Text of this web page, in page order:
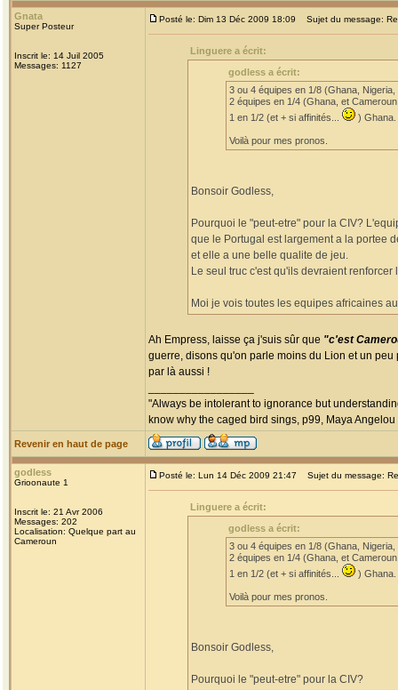
Gnata
Super Posteur
Inscrit le: 14 Juil 2005
Messages: 1127
Posté le: Dim 13 Déc 2009 18:09 Sujet du message:
Linguere a écrit:
godless a écrit:
3 ou 4 équipes en 1/8 (Ghana,
2 équipes en 1/4 (Ghana, et
1 en 1/2 (et + si affinités...
) Ghana.
Voilà pour mes pronos.
Bonsoir Godless,
Pourquoi le "peut-etre" pour la CIV?
que le Portugal est largement a la portee
et elle a une belle qualite de jeu.
Le seul truc c'est qu'ils devraient renforcer
Moi je vois toutes les equipes africaines
Ah Empress, laisse ça j'suis sûr que "c'est
guerre, disons qu'on parle moins du Lion et un
par là aussi !
"Always be intolerant to ignorance but
know why the caged bird sings, p99, Maya Angelou
Revenir en haut de page
godless
Grioonaute 1
Inscrit le: 21 Avr 2006
Messages: 202
Localisation: Quelque part au
Cameroun
Posté le: Lun 14 Déc 2009 21:47 Sujet du message:
Linguere a écrit:
godless a écrit:
3 ou 4 équipes en 1/8 (Ghana,
2 équipes en 1/4 (Ghana, et
1 en 1/2 (et + si affinités...
) Ghana.
Voilà pour mes pronos.
Bonsoir Godless,
Pourquoi le "peut-etre" pour la CIV?